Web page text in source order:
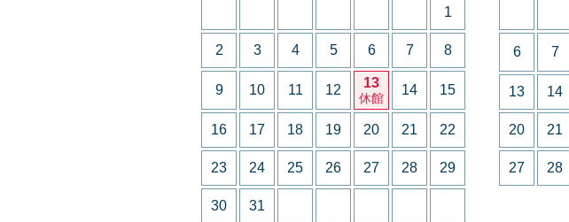
1
2 3 4 5 6 7 8
9 10 11 12 13
休館
14 15
16 17 18 19 20 21 22
23 24 25 26 27 28 29
30 31
6 7
13 14
20 21
27 28